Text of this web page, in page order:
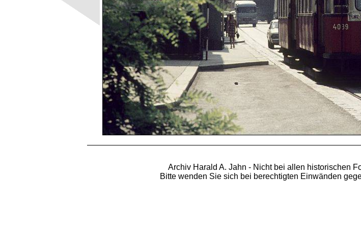
Archiv Harald A. Jahn - Nicht bei allen historischen
Bitte wenden Sie sich bei berechtigten Einwänden